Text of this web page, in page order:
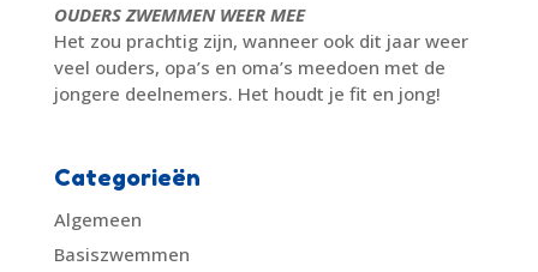
OUDERS ZWEMMEN WEER MEE
Het zou prachtig zijn, wanneer ook dit jaar weer
veel ouders, opa’s en oma’s meedoen met de
jongere deelnemers. Het houdt je fit en jong!
Categorieën
Algemeen
Basiszwemmen